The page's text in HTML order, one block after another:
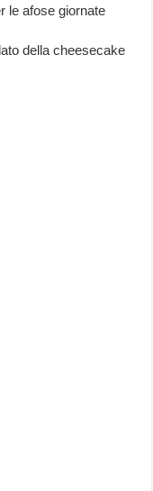
le afose giornate
della cheesecake